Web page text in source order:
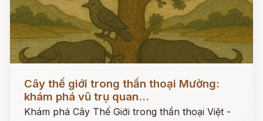
Cây thế giới trong thần thoại Mường:
khám phá vũ trụ quan...
Khám phá Cây Thế Giới trong thần thoại Việt -